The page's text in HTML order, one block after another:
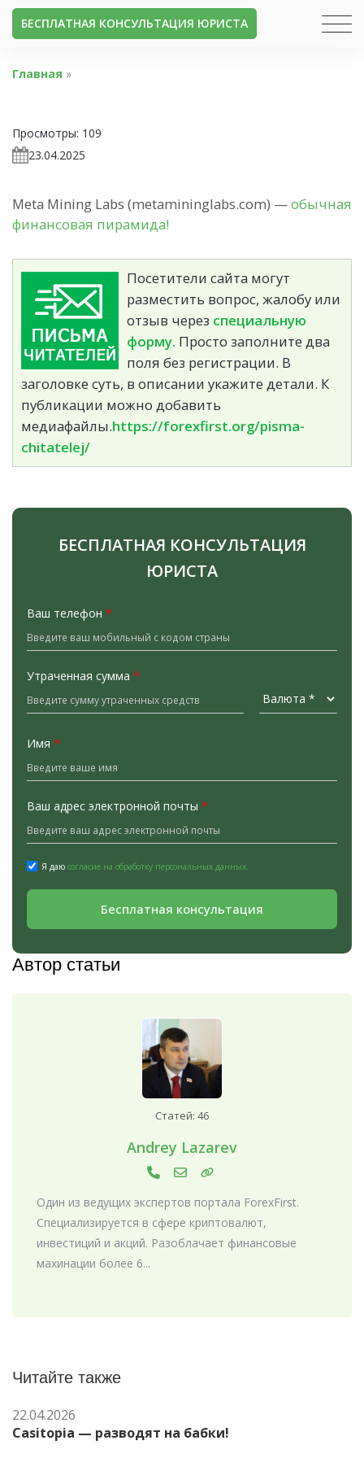
БЕСПЛАТНАЯ КОНСУЛЬТАЦИЯ ЮРИСТА
Главная »
Просмотры: 109
23.04.2025
Meta Mining Labs (metamininglabs.com) —обычная
финансовая пирамида!
Посетители сайта могут
разместить вопрос, жалобу или
отзыв через специальную
форму. Просто заполните два
поля без регистрации. В
заголовке суть, в описании укажите детали. К
публикации можно добавить
медиафайлы.https://forexfirst.org/pisma-
chitatelej/
БЕСПЛАТНАЯ КОНСУЛЬТАЦИЯ
ЮРИСТА
Ваш телефон *
Утраченная сумма *
Имя *
Ваш адрес электронной почты *
Я даю согласие на обработку персональных данных.
Бесплатная консультация
Автор статьи
Статей: 46
Andrey Lazarev
Один из ведущих экспертов портала ForexFirst.
Специализируется в сфере криптовалют,
инвестиций и акций. Разоблачает финансовые
махинации более 6...
Читайте также
22.04.2026
Casitopia — разводят на бабки!